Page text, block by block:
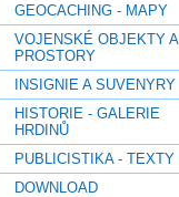
GEOCACHING - MAPY
VOJENSKÉ OBJEKTY A
PROSTORY
INSIGNIE A SUVENYRY
HISTORIE - GALERIE
HRDINŮ
PUBLICISTIKA - TEXTY
DOWNLOAD